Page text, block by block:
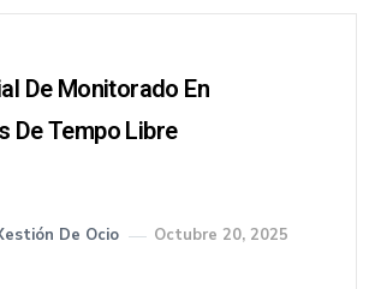
De Monitorado En
De Tempo Libre
De Ocio Octubre 20, 2025